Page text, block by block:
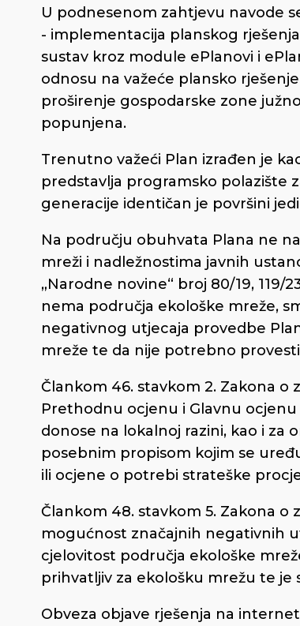
U podnesenom zahtjevu navode
- implementacija planskog
sustav kroz module ePlanovi i
odnosu na važeće plansko
proširenje gospodarske zone
popunjena.
Trenutno važeći Plan izrađen je
predstavlja programsko polazište
generacije identičan je površini
Na području obuhvata Plana ne
mreži i nadležnostima javnih
„Narodne novine“ broj 80/19,
nema područja ekološke mreže,
negativnog utjecaja provedbe
mreže te da nije potrebno
Člankom 46. stavkom 2. Zakona
Prethodnu ocjenu i Glavnu
donose na lokalnoj razini, kao i za
posebnim propisom kojim se
ili ocjene o potrebi strateške
Člankom 48. stavkom 5. Zakona o
mogućnost značajnih negativnih
cjelovitost područja ekološke
prihvatljiv za ekološku mrežu te je
Obveza objave rješenja na